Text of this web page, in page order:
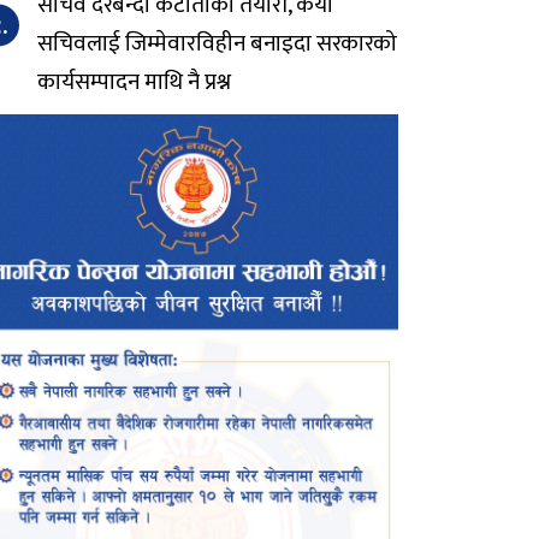
सचिवलाई जिम्मेवारविहीन बनाइदा सरकारको
कार्यसम्पादन माथि नै प्रश्न